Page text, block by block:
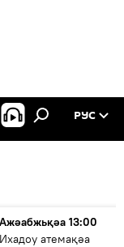
РУС
Ажәабжьқәа 13:00
Ихадоу атемақәа